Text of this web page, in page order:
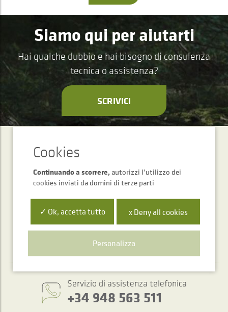
Siamo qui per aiutarti
Hai qualche dubbio e hai bisogno di consulenza
tecnica o assistenza?
SCRIVICI
ABBONAMENTO ALLA
Newsletter
INVIARE
Servizio di assistenza telefonica
+34 948 563 511
Continuando a scorrere, autorizzi l’utilizzo dei
cookies inviati da domini di terze parti
✓ Ok, accetta tutto x Deny all cookies
Personalizza